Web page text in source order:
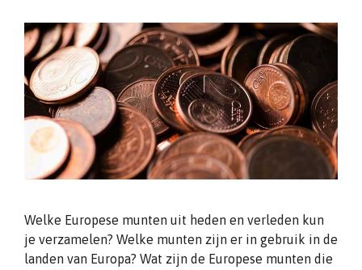
Welke Europese munten uit heden en verleden kun
je verzamelen? Welke munten zijn er in gebruik in de
landen van Europa? Wat zijn de Europese munten die